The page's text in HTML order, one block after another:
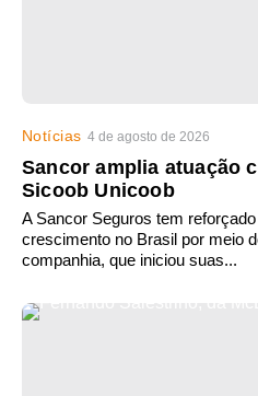
Notícias 4 de agosto de 2026
Sancor amplia atuação
Sicoob Unicoob
A Sancor Seguros tem
crescimento no Brasil por meio
companhia, que iniciou suas...